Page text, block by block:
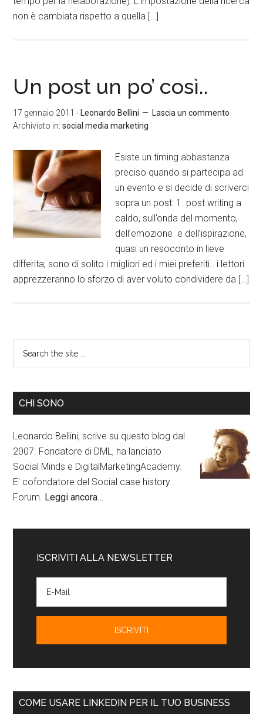
non è cambiata rispetto a quella […]
Un post un po’ così..
17 gennaio 2011 - Leonardo Bellini
Lascia un commento
Archiviato in:social media marketing
Esiste un timing abbastanza
preciso quando si partecipa ad
un evento e si decide di scriverci
sopra un post: 1. post writing a
caldo, sull’onda del momento,
dell’emozione e dell’ispirazione,
quasi un resoconto in lieve
differita; sono di solito i migliori ed i miei preferiti.. i lettori
apprezzeranno lo sforzo di aver voluto condividere da […]
CHI SONO
Leonardo Bellini, scrive su questo blog dal
2007. Fondatore di DML, ha lanciato
Social Minds e DigitalMarketingAcademy.
E' cofondatore del Social case history
Forum. Leggi ancora…
ISCRIVITI ALLA NEWSLETTER
COME USARE LINKEDIN PER IL TUO BUSINESS